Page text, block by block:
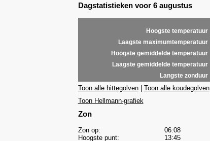
Dagstatistieken voor 6 augustus
Hoogste temperatuur
Laagste maximumtemperatuur
Hoogste gemiddelde temperatuur
Laagste gemiddelde temperatuur
Langste zonduur
Toon alle hittegolven| Toon alle koudegolven
Toon Hellmann-grafiek
Zon
Zon op:
06:08
Hoogste punt:
13:45